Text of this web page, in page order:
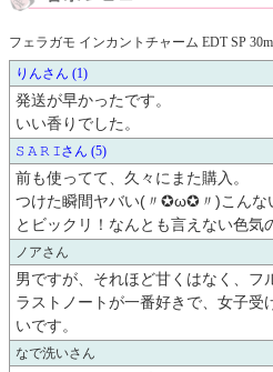
フェラガモ インカントチャーム EDT SP
りん
1
発送が早かったです。
いい香りでした。
𝚂 𝙰 𝚁 𝙸 5
前も使ってて、久々にまた購入。
つけた瞬間ヤバい(〃✪ω✪〃)こんな
とビックリ！なんとも言えない色気
ノア
男ですが、それほど甘くはなく、フ
ラストノートが一番好きで、女子受
いです。
なで洗い